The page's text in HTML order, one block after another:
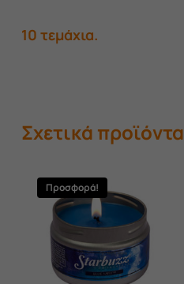
10 τεμάχια.
Σχετικά προϊόντα
Προσφορά!